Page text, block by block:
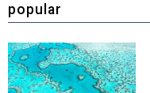
popular